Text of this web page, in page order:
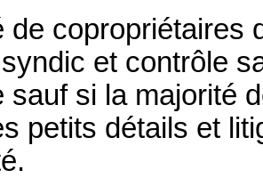
de copropriétaires
et contrôle
sauf si la majorité
petits détails et